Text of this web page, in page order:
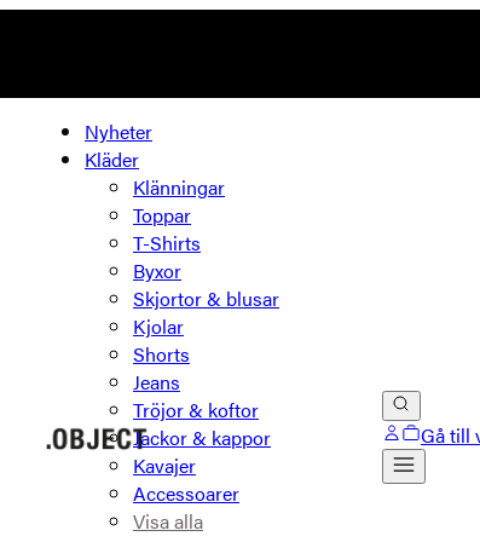
Nyheter
Kläder
Klänningar
Toppar
T-Shirts
Byxor
Skjortor & blusar
Kjolar
Shorts
Jeans
Tröjor & koftor
Jackor & kappor
Kavajer
Accessoarer
Visa alla
Gå till